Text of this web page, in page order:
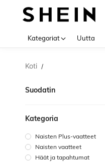
Kategoriat Uutta
Koti /
Suodatin
Kategoria
Naisten Plus-vaatteet
Naisten vaatteet
Häät ja tapahtumat